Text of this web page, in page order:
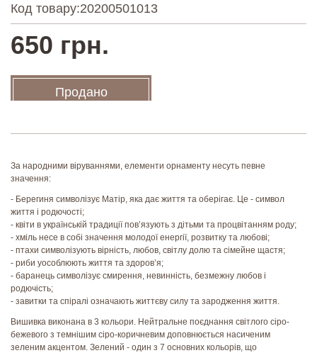
Код товару:20200501013
650 грн.
Продано
За народними віруваннями, елементи орнаменту несуть певне
значення:
- Берегиня символізує Матір, яка дає життя та оберігає. Це - символ
життя і родючості;
- квіти в українській традиції пов’язують з дітьми та процвітанням роду;
- хміль несе в собі значення молодої енергії, розвитку та любові;
- птахи символізують вірність, любов, світлу долю та сімейне щастя;
- риби уособлюють життя та здоров’я;
- баранець символізує смирення, невинність, безмежну любов і
родючість;
- завитки та спіралі означають життєву силу та зародження життя.
Вишивка виконана в 3 кольори. Нейтральне поєднання світлого сіро-
бежевого з темнішим сіро-коричневим доповнюється насиченим
зеленим акцентом. Зелений - один з 7 основних кольорів, що